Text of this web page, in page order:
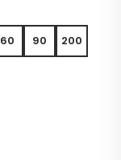
60 90 200